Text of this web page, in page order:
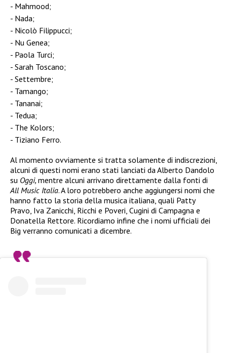
Mahmood;
Nada;
Nicolò Filippucci;
Nu Genea;
Paola Turci;
Sarah Toscano;
Settembre;
Tamango;
Tananai;
Tedua;
The Kolors;
Tiziano Ferro.
Al momento ovviamente si tratta solamente di indiscrezioni,
alcuni di questi nomi erano stati lanciati da Alberto Dandolo
su Oggi, mentre alcuni arrivano direttamente dalla fonti di
All Music Italia. A loro potrebbero anche aggiungersi nomi che
hanno fatto la storia della musica italiana, quali Patty
Pravo, Iva Zanicchi, Ricchi e Poveri, Cugini di Campagna e
Donatella Rettore. Ricordiamo infine che i nomi ufficiali dei
Big verranno comunicati a dicembre.